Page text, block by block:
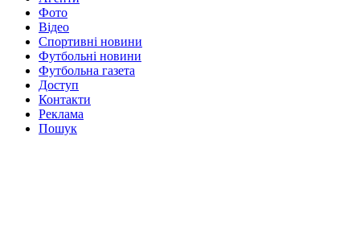
Фото
Відео
Спортивні новини
Футбольні новини
Футбольна газета
Доступ
Контакти
Реклама
Пошук